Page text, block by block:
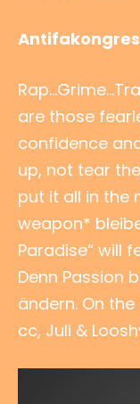
are those
confidence
up, not tear
put it all in the
weapon*
Paradise“ will
Denn Passion
ändern. On
cc, Juli &